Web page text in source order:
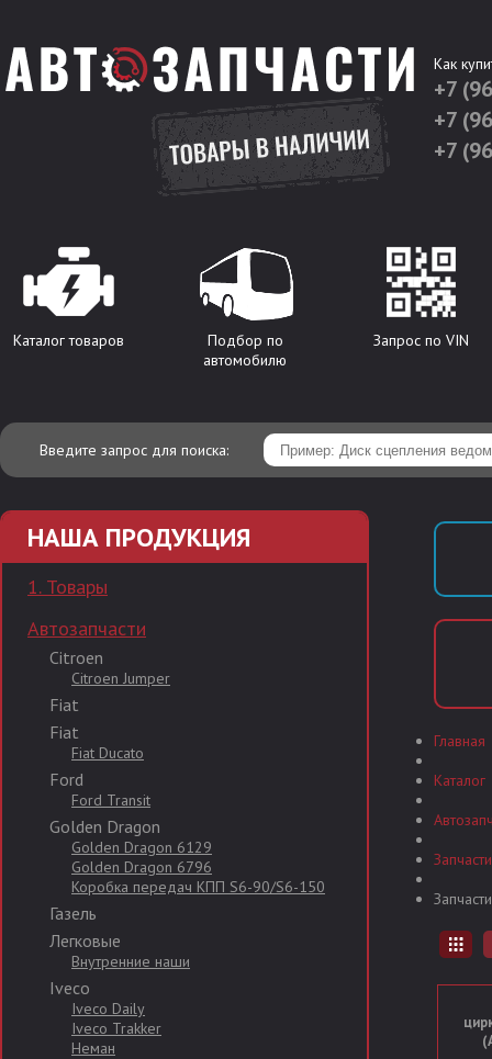
Как
+7
+7
+7
Каталог товаров
Подбор по
автомобилю
Запрос по VIN
Введите запрос для поиска:
НАША ПРОДУКЦИЯ
1. Товары
Автозапчасти
Citroen
Citroen Jumper
Fiat
Fiat
Fiat Ducato
Ford
Ford Transit
Golden Dragon
Golden Dragon 6129
Golden Dragon 6796
Коробка передач КПП S6-90/S6-150
Газель
Легковые
Внутренние наши
Iveco
Iveco Daily
Iveco Trakker
Неман
Главная
Каталог